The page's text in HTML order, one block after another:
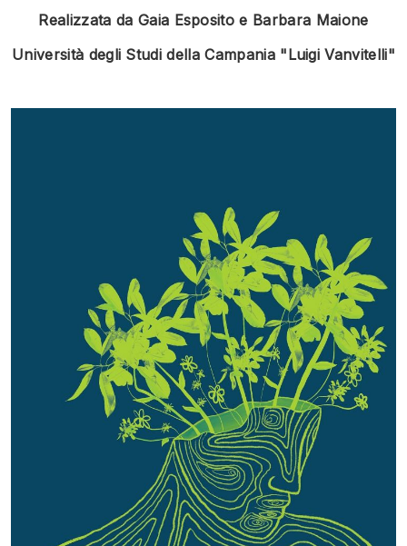
Realizzata da Gaia Esposito e Barbara Maione
Università degli Studi della Campania "Luigi Vanvitelli"